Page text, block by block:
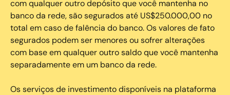
com qualquer outro depósito que você mantenha no
banco da rede, são segurados até US$250.000,00 no
total em caso de falência do banco. Os valores de fato
segurados podem ser menores ou sofrer alterações
com base em qualquer outro saldo que você mantenha
separadamente em um banco da rede.
Os serviços de investimento disponíveis na plataforma